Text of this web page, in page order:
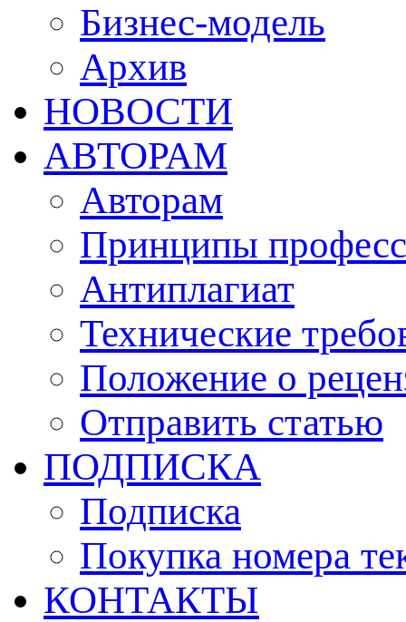
Бизнес-модель
Архив
НОВОСТИ
АВТОРАМ
Авторам
Принципы
Антиплагиат
Технические
Положение о
Отправить статью
ПОДПИСКА
Подписка
Покупка номера
КОНТАКТЫ